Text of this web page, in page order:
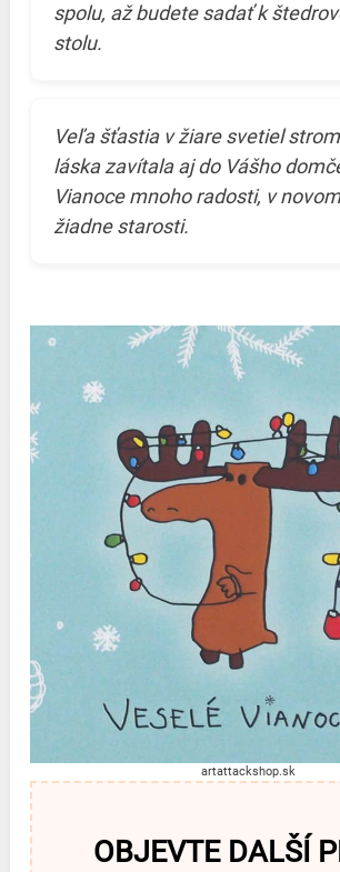
spolu, až budete sadať k
stolu.
Veľa šťastia v žiare svetiel
láska zavítala aj do Vášho
Vianoce mnoho radosti, v
žiadne starosti.
artattackshop.sk
OBJEVTE DALŠÍ